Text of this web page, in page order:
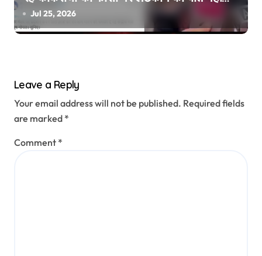
की, वायरल वीडियो AI जेनरेटेड है
Jul 25, 2026
Leave a Reply
Your email address will not be published. Required fields
are marked *
Comment *